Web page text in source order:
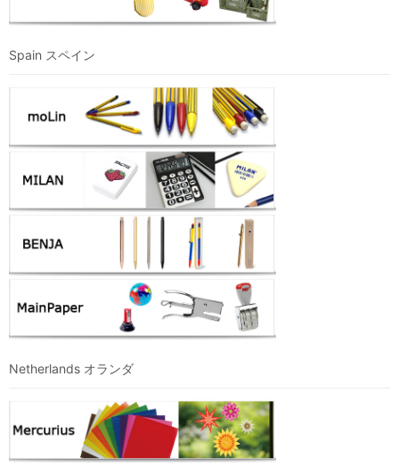
Spain スペイン
Netherlands オランダ